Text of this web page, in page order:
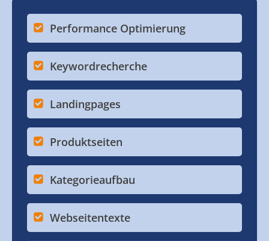
Performance Optimierung
Keywordrecherche
Landingpages
Produktseiten
Kategorieaufbau
Webseitentexte